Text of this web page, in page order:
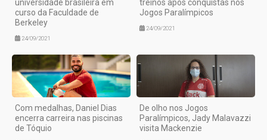
universidade brasileira em
curso da Faculdade de
Berkeley
24/09/2021
treinos após conquistas nos
Jogos Paralímpicos
24/09/2021
Com medalhas, Daniel Dias
encerra carreira nas piscinas
de Tóquio
De olho nos Jogos
Paralímpicos, Jady Malavazzi
visita Mackenzie